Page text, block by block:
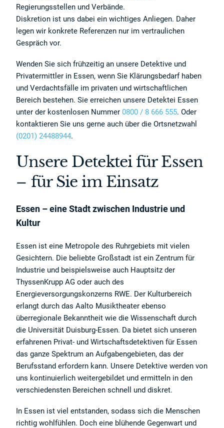
Regierungsstellen und Verbände.
Diskretion ist uns dabei ein wichtiges Anliegen. Daher
legen wir konkrete Referenzen nur im vertraulichen
Gespräch vor.
Wenden Sie sich frühzeitig an unsere Detektive und
Privatermittler in Essen, wenn Sie Klärungsbedarf haben
und Verdachtsfälle im privaten und wirtschaftlichen
Bereich bestehen. Sie erreichen unsere Detektei Essen
unter der kostenlosen Nummer0800 / 8 666 555. Oder
kontaktieren Sie uns gerne auch über die Ortsnetzwahl
(0201) 24488944.
Unsere Detektei für Essen
– für Sie im Einsatz
Essen – eine Stadt zwischen Industrie und
Kultur
Essen ist eine Metropole des Ruhrgebiets mit vielen
Gesichtern. Die beliebte Großstadt ist ein Zentrum für
Industrie und beispielsweise auch Hauptsitz der
ThyssenKrupp AG oder auch des
Energieversorgungskonzerns RWE. Der Kulturbereich
erlangt durch das Aalto Musiktheater ebenso
überregionale Bekanntheit wie die Wissenschaft durch
die Universität Duisburg-Essen. Da bietet sich unseren
erfahrenen Privat- und Wirtschaftsdetektiven für Essen
das ganze Spektrum an Aufgabengebieten, das der
Berufsstand erfordern kann. Unsere Detektive werden von
uns kontinuierlich weitergebildet und ermitteln in den
verschiedensten Bereichen schnell und diskret.
In Essen ist viel entstanden, sodass sich die Menschen
richtig wohlfühlen. Doch eine blühende Gegenwart und